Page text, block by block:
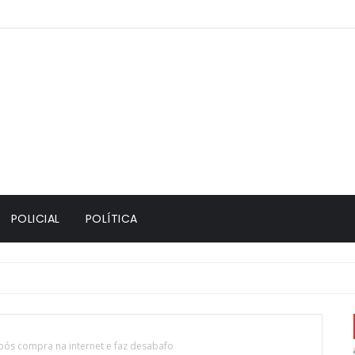
POLICIAL POLÍTICA
compra na internet e faz desabafo